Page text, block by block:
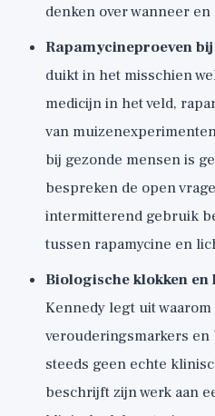
denken over wanneer
Rapamycineproeven
duikt in het misschien
medicijn in het veld,
van
bij gezonde mensen is
bespreken de open
intermitterend gebruik
tussen rapamycine en
Biologische klokken en
Kennedy legt uit
verouderingsmarkers
steeds geen echte
beschrijft zijn werk aan